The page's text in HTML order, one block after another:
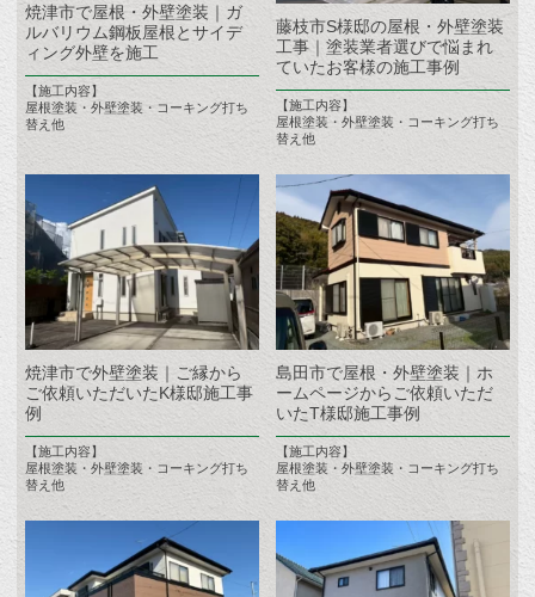
焼津市で屋根・外壁塗装｜ガ
ルバリウム鋼板屋根とサイデ
ィング外壁を施工
【施工内容】
屋根塗装・外壁塗装・コーキング打ち
替え他
藤枝市S様邸の屋根・外壁塗装
工事｜塗装業者選びで悩まれ
ていたお客様の施工事例
【施工内容】
屋根塗装・外壁塗装・コーキング打ち
替え他
焼津市で外壁塗装｜ご縁から
ご依頼いただいたK様邸施工事
例
【施工内容】
屋根塗装・外壁塗装・コーキング打ち
替え他
島田市で屋根・外壁塗装｜ホ
ームページからご依頼いただ
いたT様邸施工事例
【施工内容】
屋根塗装・外壁塗装・コーキング打ち
替え他